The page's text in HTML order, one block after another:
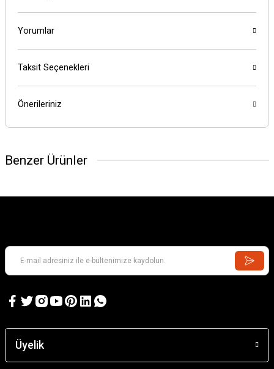
Yorumlar
Taksit Seçenekleri
Önerileriniz
Benzer Ürünler
Üyelik